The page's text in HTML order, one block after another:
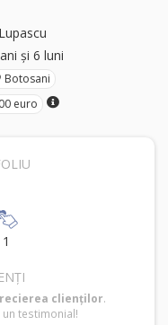
și 6 luni
Botosani
euro
1
clienților.
testimonial!